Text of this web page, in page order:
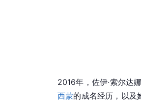
2016年，佐伊·索尔达
西蒙的成名经历，以及